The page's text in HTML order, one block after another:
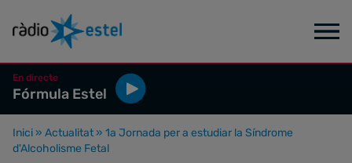
En directe
Fórmula Estel
Inici » Actualitat » 1a Jornada per a estudiar la Síndrome
d'Alcoholisme Fetal